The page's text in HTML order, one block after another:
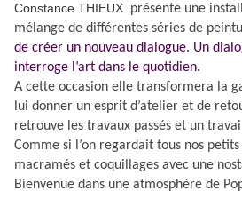
Constance THIEUX présente une
mélange de différentes séries de
de créer un nouveau dialogue. Un
interroge l’art dans le quotidien.
A cette occasion elle transformera la
lui donner un esprit d’atelier et de
retrouve les travaux passés et un
Comme si l’on regardait tous nos
macramés et coquillages avec une
Bienvenue dans une atmosphère de